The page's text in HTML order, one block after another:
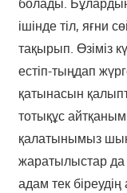
болады.
ішінде тіл, яғни
тақырып. Өзіміз
естіп-тыңдап
қатынасын
тотықұс
қалатынымыз
жаратылыстар да
адам тек